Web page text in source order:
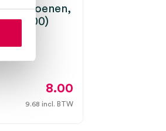
(100)
8.00
9.68 incl. BTW